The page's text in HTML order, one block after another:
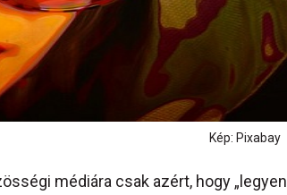
Kép: Pixabay
médiára csak azért, hogy „legyen